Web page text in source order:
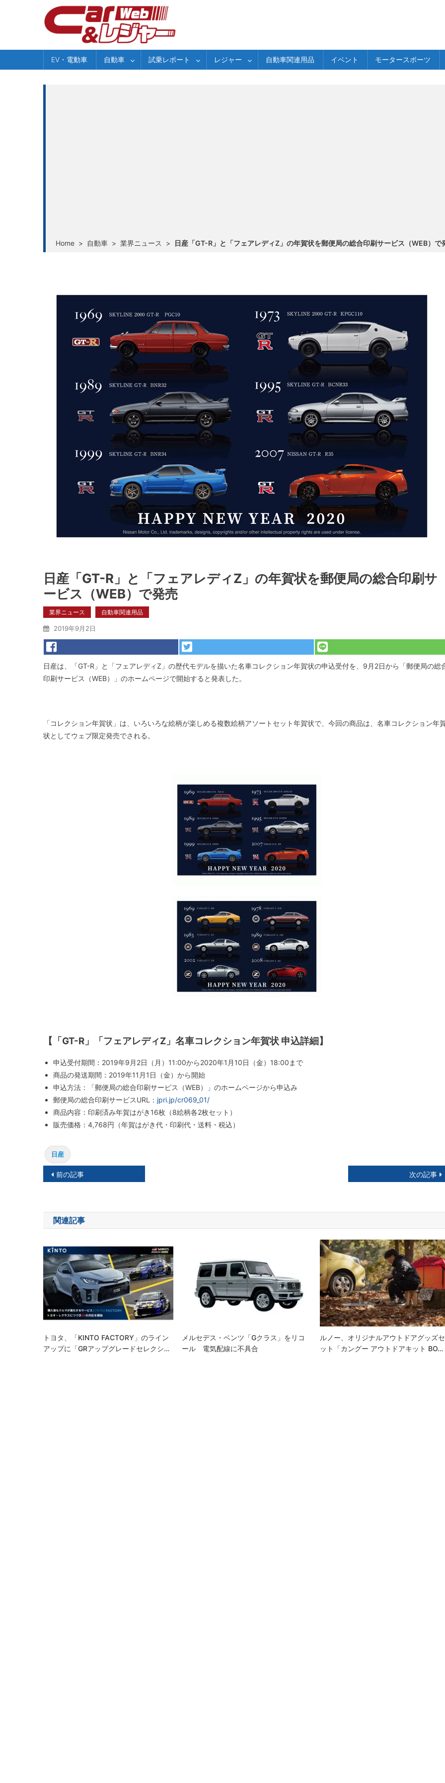
EV・電動車 自動車 試乗レポート レジャー 自動車関連用品 イベント モータースポーツ
Home > 自動車 > 業界ニュース > 日産「GT-R」と「フェアレディZ」の年賀状を郵便局の総合印刷サービス（WEB）で
日産「GT-R」と「フェアレディZ」の年賀状を郵便局の総合印刷サ
ービス（WEB）で発売
業界ニュース 自動車関連用品
2019年9月2日
日産は、「GT-R」と「フェアレディZ」の歴代モデルを描いた名車コレクション年賀状の申込受付を、9月2日から「郵便局の総
印刷サービス（WEB）」のホームページで開始すると発表した。
「コレクション年賀状」は、いろいろな絵柄が楽しめる複数絵柄アソートセット年賀状で、今回の商品は、名車コレクション年
状としてウェブ限定発売でされる。
【「GT-R」「フェアレディZ」名車コレクション年賀状 申込詳細】
申込受付期間：2019年9月2日（月）11:00から2020年1月10日（金）18:00まで
商品の発送期間：2019年11月1日（金）から開始
申込方法：「郵便局の総合印刷サービス（WEB）」のホームページから申込み
郵便局の総合印刷サービスURL： jpri.jp/cr069_01/
商品内容：印刷済み年賀はがき16枚（8絵柄各2枚セット）
販売価格：4,768円（年賀はがき代・印刷代・送料・税込）
日産
投
ナ
ビ
ゲ
ー
シ
ョ
前の記事 次の記事
関連記事
トヨタ、「KINTO FACTORY」のライン
アップに「GRアップグレードセレクシ…
メルセデス・ベンツ「Gクラス」をリコ
ール 電気配線に不具合
ルノー、オリジナルアウトドアグッズセ
ット「カングー アウトドアキット BO…